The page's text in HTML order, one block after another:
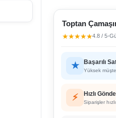
Toptan
★★★★★4.8 / 5•
★ Başarılı
Yüksek
⚡ Hızlı
Siparişler